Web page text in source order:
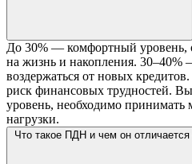
До 30% — комфортный уровень,
на жизнь и накопления.
воздержаться от новых
риск финансовых трудностей.
уровень, необходимо
нагрузки.
Что такое ПДН и чем он отличается